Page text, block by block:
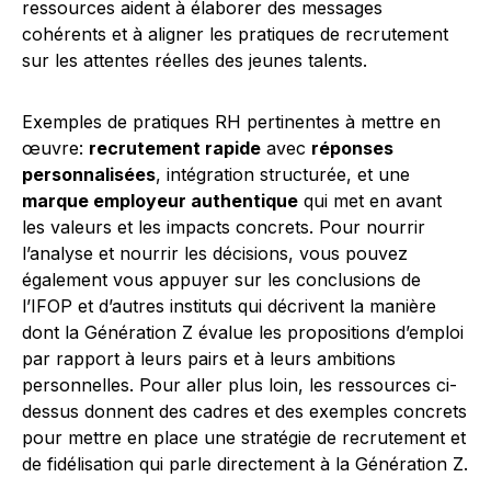
ressources aident à élaborer des messages
cohérents et à aligner les pratiques de recrutement
sur les attentes réelles des jeunes talents.
Exemples de pratiques RH pertinentes à mettre en
œuvre: recrutement rapide avec réponses
personnalisées, intégration structurée, et une
marque employeur authentique qui met en avant
les valeurs et les impacts concrets. Pour nourrir
l’analyse et nourrir les décisions, vous pouvez
également vous appuyer sur les conclusions de
l’IFOP et d’autres instituts qui décrivent la manière
dont la Génération Z évalue les propositions d’emploi
par rapport à leurs pairs et à leurs ambitions
personnelles. Pour aller plus loin, les ressources ci-
dessus donnent des cadres et des exemples concrets
pour mettre en place une stratégie de recrutement et
de fidélisation qui parle directement à la Génération Z.